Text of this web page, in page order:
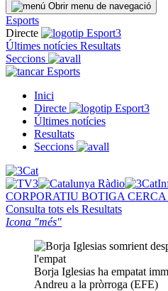
Obrir menu de navegació
Esports
Directe
Últimes notícies Resultats
Seccions
Esports
Inici
Directe
Últimes notícies
Resultats
Seccions
CORPORATIU BOTIGA CERCA
Consulta tots els Resultats
Icona "més"
Borja Iglesias ha empatat
Andreu a la pròrroga (EFE)